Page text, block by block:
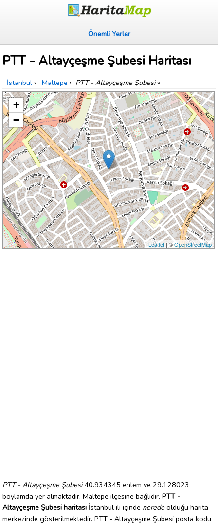
Önemli Yerler
PTT - Altayçeşme Şubesi Haritası
İstanbul › Maltepe › PTT - Altayçeşme Şubesi»
+
−
Leaflet| ©OpenStreetMap
PTT - Altayçeşme Şubesi40.934345 enlem ve 29.128023
boylamda yer almaktadır. Maltepe ilçesine bağlıdır. PTT -
Altayçeşme Şubesi haritası İstanbul ili içinde nerede olduğu harita
merkezinde gösterilmektedir. PTT - Altayçeşme Şubesi posta kodu